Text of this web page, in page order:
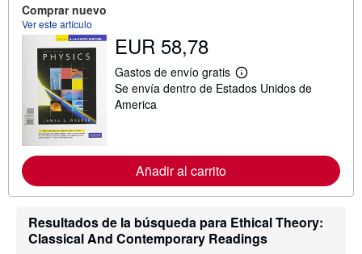
r
e
l
r
a
e
e
Comprar nuevo
Ver este artículo
EUR 58,78
Gastos de envío gratis
M
á
a
c
ó
n
s
Se envía dentro de Estados Unidos de
America
Añadir al carrito
Resultados de la búsqueda para Ethical Theory:
Classical And Contemporary Readings